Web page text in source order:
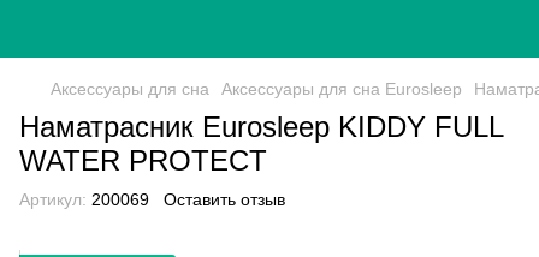
Аксессуары для сна Аксессуары для сна Eurosleep
Наматрасник Eurosleep KIDDY FULL
WATER PROTECT
Артикул: 200069 Оставить отзыв